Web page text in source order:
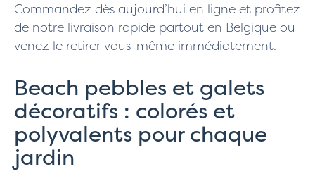
Commandez dès aujourd’hui en ligne et profitez
de notre livraison rapide partout en Belgique ou
venez le retirer vous-même immédiatement.
Beach pebbles et galets
décoratifs : colorés et
polyvalents pour chaque
jardin